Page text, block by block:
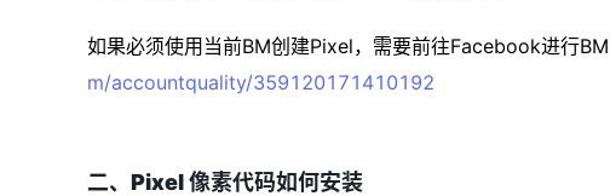
如果必须使用当前BM创建Pixel，需要前往Facebook进行BM
m/accountquality/359120171410192
二、Pixel 像素代码如何安装